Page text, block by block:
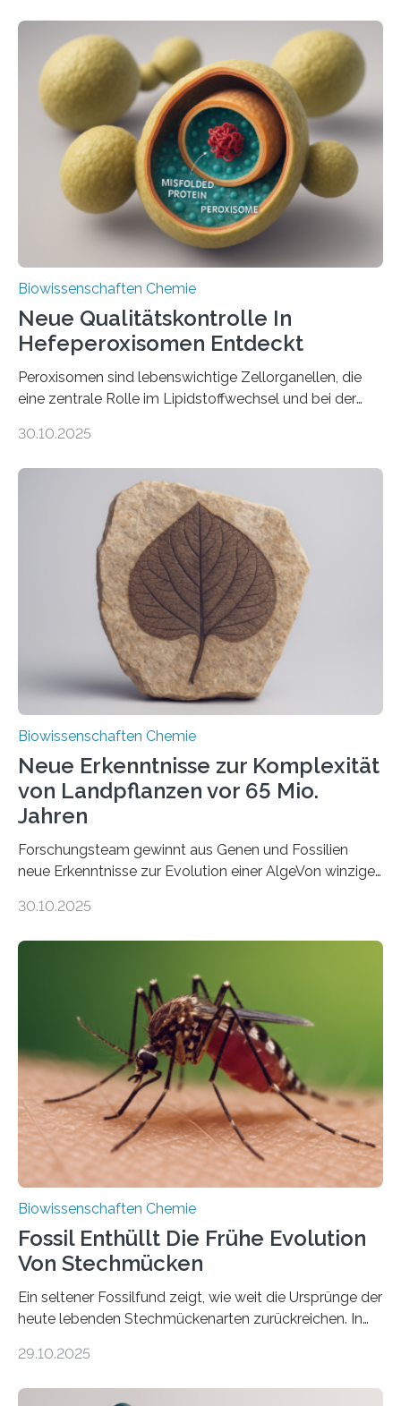
Biowissenschaften Chemie
Neue Qualitätskontrolle In
Hefeperoxisomen Entdeckt
Peroxisomen sind lebenswichtige Zellorganellen, die
eine zentrale Rolle im Lipidstoffwechsel und bei der
erfüllen können, müssen zahlreiche Enzyme präzise in
der Ruhr-Universität Bochum um Prof. Dr. Ralf Erdmann
und Dr. Ismaila Francis Yusuf hat nun einen bislang
unbekannten Qualitätskontrollmechanismus des
peroxisomalen Proteintransports in der Bäckerhefe
Saccharomyces cerevisiae entdeckt, der für die
Funktionsfähigkeit der Organellen entscheidend ist. Die
Studie wurde am 28. Oktober 2025 in der
Fachzeitschrift…
30.10.2025
Biowissenschaften Chemie
Neue Erkenntnisse zur Komplexität
von Landpflanzen vor 65 Mio.
Jahren
Forschungsteam gewinnt aus Genen und Fossilien
neue Erkenntnisse zur Evolution einer AlgeVon winzigen
Landpflanzen zählen zu den komplexesten
Grünalgen, die vor Hunderten von Millionen Jahren
lebten. Unter den Vorfahren sticht eine Gruppe heraus,
die noch heute in der Natur vorkommt: die
Süßwasseralge Coleochaetophyceae. Einige Arten
dieser Gruppe bilden aus Zellfäden dichte Geflechte
mit scheibenförmiger Gestalt. Was auffällig ist: Die
nächsten…
30.10.2025
Biowissenschaften Chemie
Fossil Enthüllt Die Frühe Evolution
Von Stechmücken
Ein seltener Fossilfund zeigt, wie weit die Ursprünge der
heute lebenden Stechmückenarten zurückreichen. In
Forschende die bisher älteste bekannte Stechmücken-
29.10.2025